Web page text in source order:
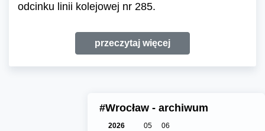
odcinku linii kolejowej nr 285.
przeczytaj więcej
#Wrocław - archiwum
2026 05
06